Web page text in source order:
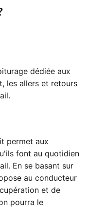
dédiée aux
les allers et retours
permet aux
font au quotidien
En se basant sur
au conducteur
et de
pourra le